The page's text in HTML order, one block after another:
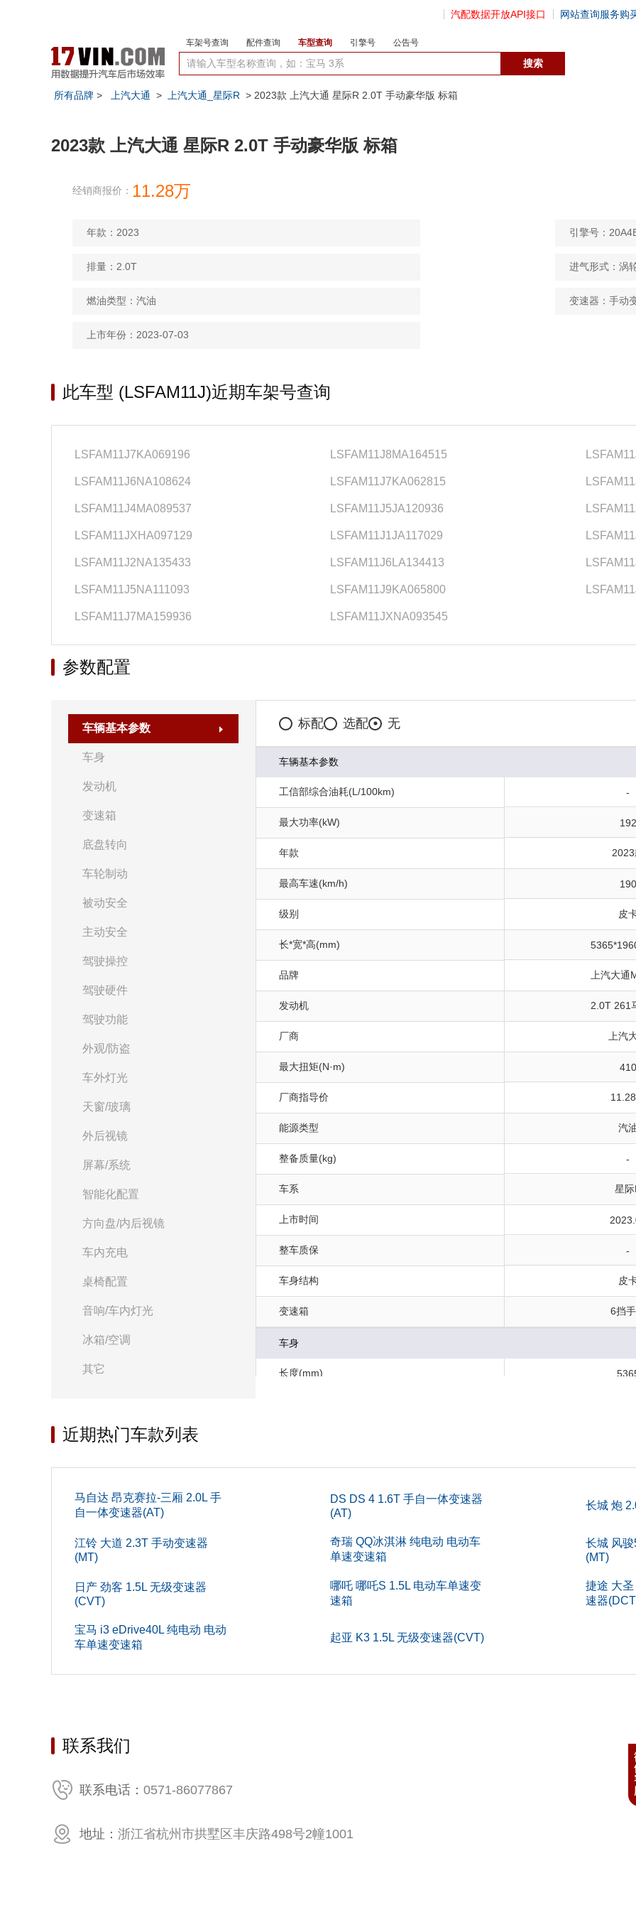
汽配数据开放API接口 网站查询服务购
车架号查询 配件查询 车型查询 引擎号 公告号
所有品牌 > 上汽大通 > 上汽大通_星际R > 2023款 上汽大通 星际R 2.0T 手动豪华版 标箱
2023款 上汽大通 星际R 2.0T 手动豪华版 标箱
经销商报价： 11.28万
年款：2023 引擎号：
排量：2.0T 进气形式：涡
燃油类型：汽油 变速器：手动
上市年份：2023-07-03
此车型 (LSFAM11J)近期车架号查询
LSFAM11J7KA069196 LSFAM11J8MA164515
LSFAM11J6NA108624 LSFAM11J7KA062815
LSFAM11J4MA089537 LSFAM11J5JA120936
LSFAM11JXHA097129 LSFAM11J1JA117029
LSFAM11J2NA135433 LSFAM11J6LA134413
LSFAM11J5NA111093 LSFAM11J9KA065800
LSFAM11J7MA159936 LSFAM11JXNA093545
参数配置
车辆基本参数
车身
发动机
变速箱
底盘转向
车轮制动
被动安全
主动安全
驾驶操控
驾驶硬件
驾驶功能
外观/防盗
车外灯光
天窗/玻璃
外后视镜
屏幕/系统
智能化配置
方向盘/内后视镜
车内充电
桌椅配置
音响/车内灯光
冰箱/空调
其它
标配 选配 无
车辆基本参数
工信部综合油耗(L/100km) -
最大功率(kW) 192
年款 2023
最高车速(km/h) 190
级别 皮
长*宽*高(mm)
品牌 上汽大通
发动机 2.0T 261
厂商 上汽
最大扭矩(N·m) 410
厂商指导价
能源类型 汽
整备质量(kg) -
车系 星际
上市时间
整车质保 -
车身结构 皮
变速箱 6挡
车身
长度(mm)
最大载重质量(kg)
货箱尺寸(mm)
前轮距(mm)
皮卡
发动机
近期热门车款列表
马自达 昂克赛拉-三厢 2.0L 手
自一体变速器(AT)
DS DS 4 1.6T 手自一体变速器
(AT)
长城 炮
江铃 大道 2.3T 手动变速器
(MT)
奇瑞 QQ冰淇淋 纯电动 电动车
单速变速箱
长城 风
(MT)
日产 劲客 1.5L 无级变速器
(CVT)
哪吒 哪吒S 1.5L 电动车单速变
速箱
捷途 大
速器
宝马 i3 eDrive40L 纯电动 电动
车单速变速箱
起亚 K3 1.5L 无级变速器(CVT)
联系我们
联系电话： 0571-86077867
地址： 浙江省杭州市拱墅区丰庆路498号2幢1001